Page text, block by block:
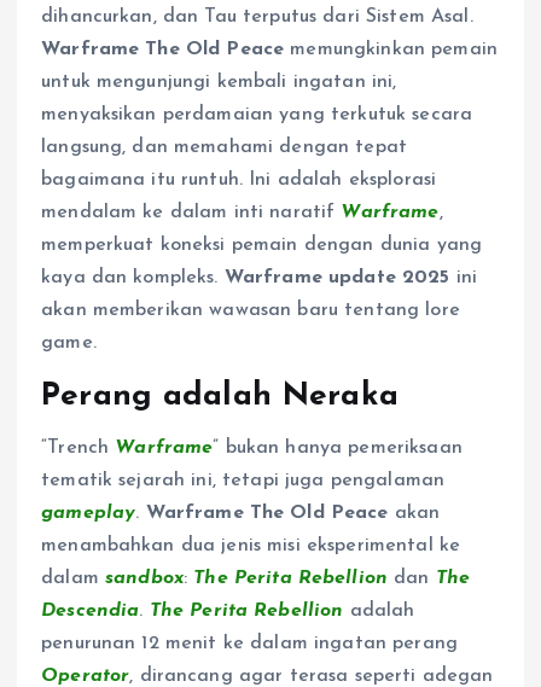
dihancurkan, dan Tau terputus dari Sistem Asal.
Warframe The Old Peace memungkinkan pemain
untuk mengunjungi kembali ingatan ini,
menyaksikan perdamaian yang terkutuk secara
langsung, dan memahami dengan tepat
bagaimana itu runtuh. Ini adalah eksplorasi
mendalam ke dalam inti naratif Warframe,
memperkuat koneksi pemain dengan dunia yang
kaya dan kompleks. Warframe update 2025 ini
akan memberikan wawasan baru tentang lore
game.
Perang adalah Neraka
“Trench Warframe” bukan hanya pemeriksaan
tematik sejarah ini, tetapi juga pengalaman
gameplay. Warframe The Old Peace akan
menambahkan dua jenis misi eksperimental ke
dalam sandbox: The Perita Rebellion dan The
Descendia. The Perita Rebellion adalah
penurunan 12 menit ke dalam ingatan perang
Operator, dirancang agar terasa seperti adegan